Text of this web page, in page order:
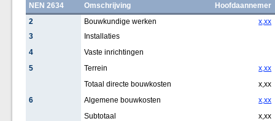
NEN 2634
Omschrijving
Hoofdaannemer
2
Bouwkundige werken
x,xx
3
Installaties
4
Vaste inrichtingen
5
Terrein
x,xx
Totaal directe bouwkosten
x,xx
6
Algemene bouwkosten
x,xx
Subtotaal
x,xx